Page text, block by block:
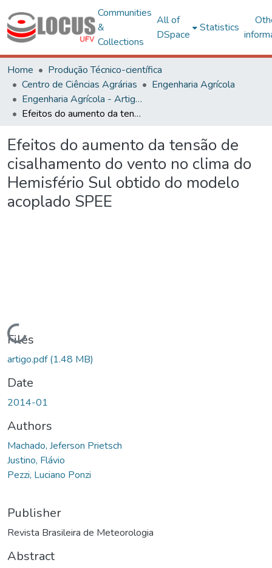
Communities
&
Collections
All of
DSpace
Statistics
Home
Produção Técnico-científica
Centro de Ciências Agrárias
Engenharia Agrícola
Engenharia Agrícola - Artigos
Efeitos do aumento da tensão de cisalhamento do vento no clima do Hemisfério Sul obtido do modelo acoplado SPEE
Efeitos do aumento da tensão de
cisalhamento do vento no clima do
Hemisfério Sul obtido do modelo
acoplado SPEE
Loading...
Files
artigo.pdf(1.48 MB)
Date
2014-01
Authors
Machado, Jeferson Prietsch
Justino, Flávio
Pezzi, Luciano Ponzi
Publisher
Revista Brasileira de Meteorologia
Abstract